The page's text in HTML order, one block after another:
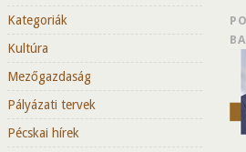
Kategoriák
Kultúra
Mezőgazdaság
Pályázati tervek
Pécskai hírek